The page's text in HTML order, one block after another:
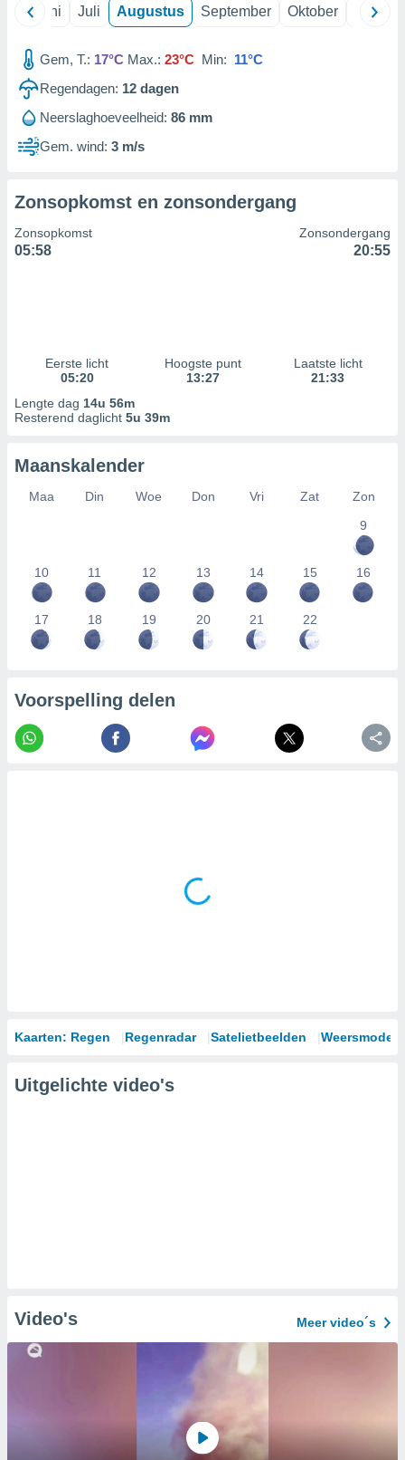
Juni Juli Augustus September Oktober
Gem, T.: 17°C Max.: 23°C Min: 11°C
Regendagen: 12 dagen
Neerslaghoeveelheid: 86 mm
Gem. wind: 3 m/s
Zonsopkomst en zonsondergang
Zonsopkomst
05:58
Zonsondergang
20:55
Eerste licht
05:20
Hoogste punt
13:27
Laatste licht
21:33
Lengte dag 14u 56m
Resterend daglicht 5u 39m
Maanskalender
Maa Din Woe Don Vri Zat
Zon
9
10 11 12 13 14 15 16
17 18 19 20 21 22
Voorspelling delen
Kaarten: Regen Regenradar Satelietbeelden
Uitgelichte video's
Video's Meer video´s